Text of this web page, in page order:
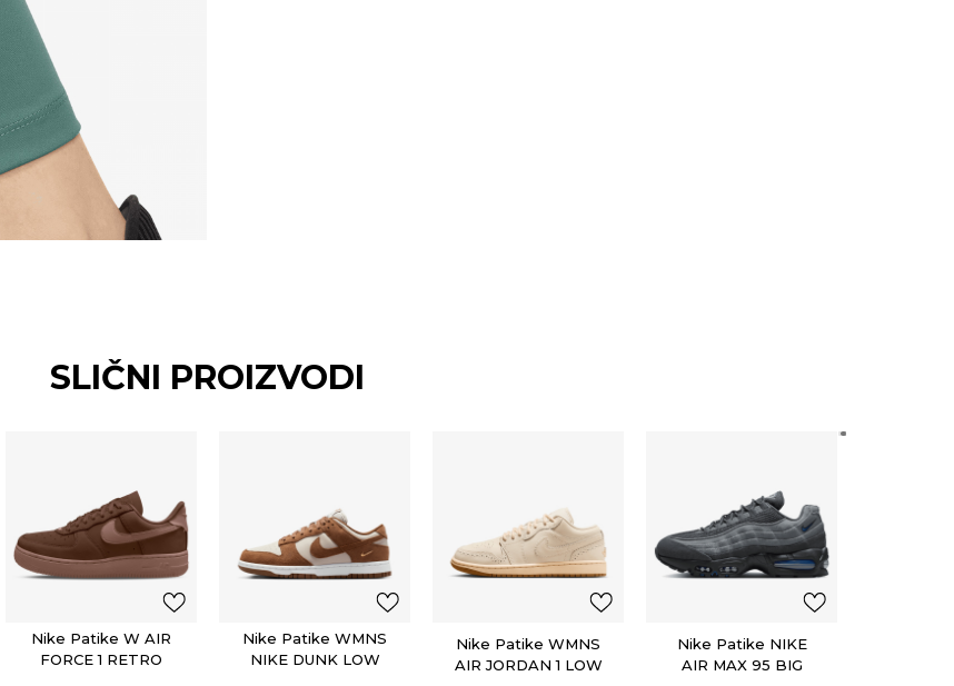
SLIČNI PROIZVODI
Nike Patike W AIR
FORCE 1 RETRO
Nike Patike WMNS
NIKE DUNK LOW
Nike Patike WMNS
AIR JORDAN 1 LOW
Nike Patike NIKE
AIR MAX 95 BIG